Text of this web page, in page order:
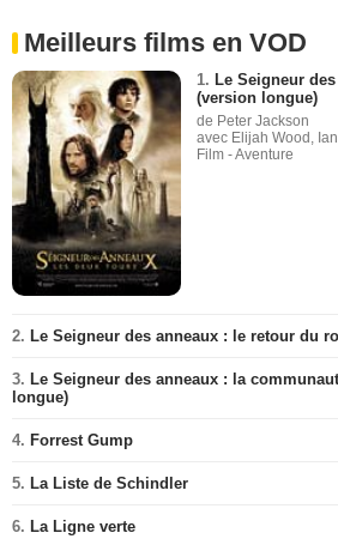
Meilleurs films en VOD
1. Le Seigneur
(version longue)
de Peter Jackson
avec Elijah Wood,
Film - Aventure
2. Le Seigneur des anneaux : le retour du
3. Le Seigneur des anneaux : la
longue)
4. Forrest Gump
5. La Liste de Schindler
6. La Ligne verte